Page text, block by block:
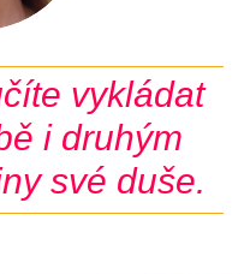
vykládat
i druhým
své duše.